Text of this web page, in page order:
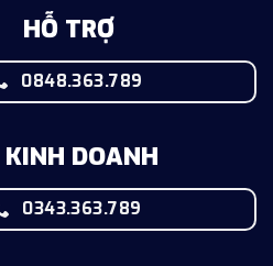
HỖ TRỢ
0848.363.789
KINH DOANH
0343.363.789